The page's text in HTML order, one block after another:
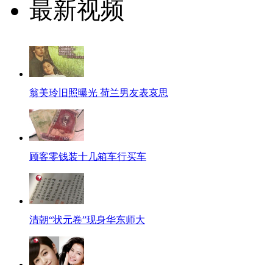
最新视频
翁美玲旧照曝光 荷兰男友表哀思
顾客零钱装十几箱车行买车
清朝“状元卷”现身华东师大